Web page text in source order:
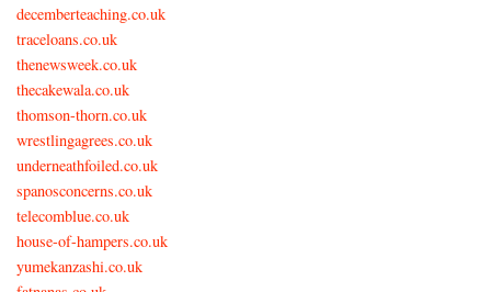
decemberteaching.co.uk
traceloans.co.uk
thenewsweek.co.uk
thecakewala.co.uk
thomson-thorn.co.uk
wrestlingagrees.co.uk
underneathfoiled.co.uk
spanosconcerns.co.uk
telecomblue.co.uk
house-of-hampers.co.uk
yumekanzashi.co.uk